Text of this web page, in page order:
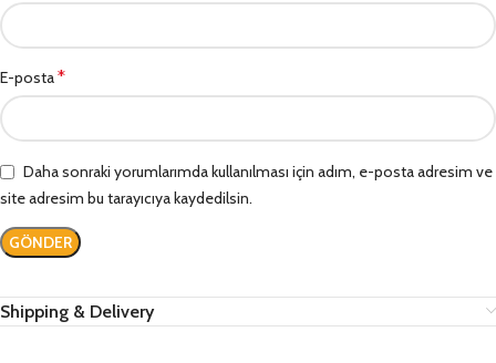
E-posta*
Daha sonraki yorumlarımda kullanılması için adım, e-posta adresim ve
site adresim bu tarayıcıya kaydedilsin.
Shipping & Delivery